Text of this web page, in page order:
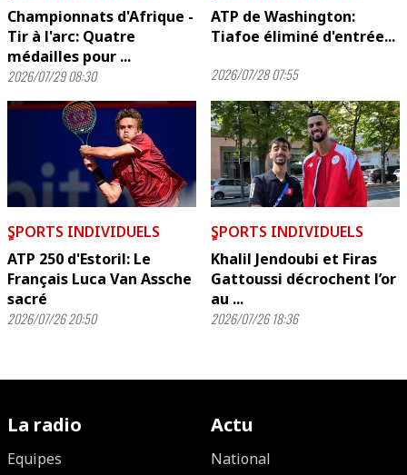
Championnats d'Afrique -
Tir à l'arc: Quatre
médailles pour ...
2026/07/29 08:30
ATP de Washington:
Tiafoe éliminé d'entrée...
2026/07/28 07:55
ٍSPORTS INDIVIDUELS
ATP 250 d'Estoril: Le
Français Luca Van Assche
sacré
2026/07/26 20:50
ٍSPORTS INDIVIDUELS
Khalil Jendoubi et Firas
Gattoussi décrochent l’or
au ...
2026/07/26 18:36
La radio
Equipes
Actu
National